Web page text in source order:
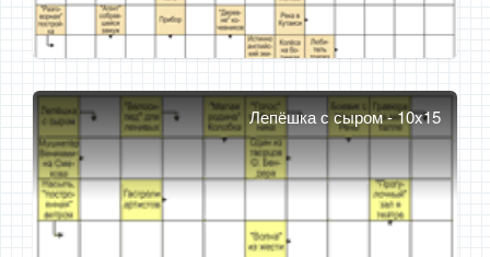
Лепёшка с сыром - 10x15